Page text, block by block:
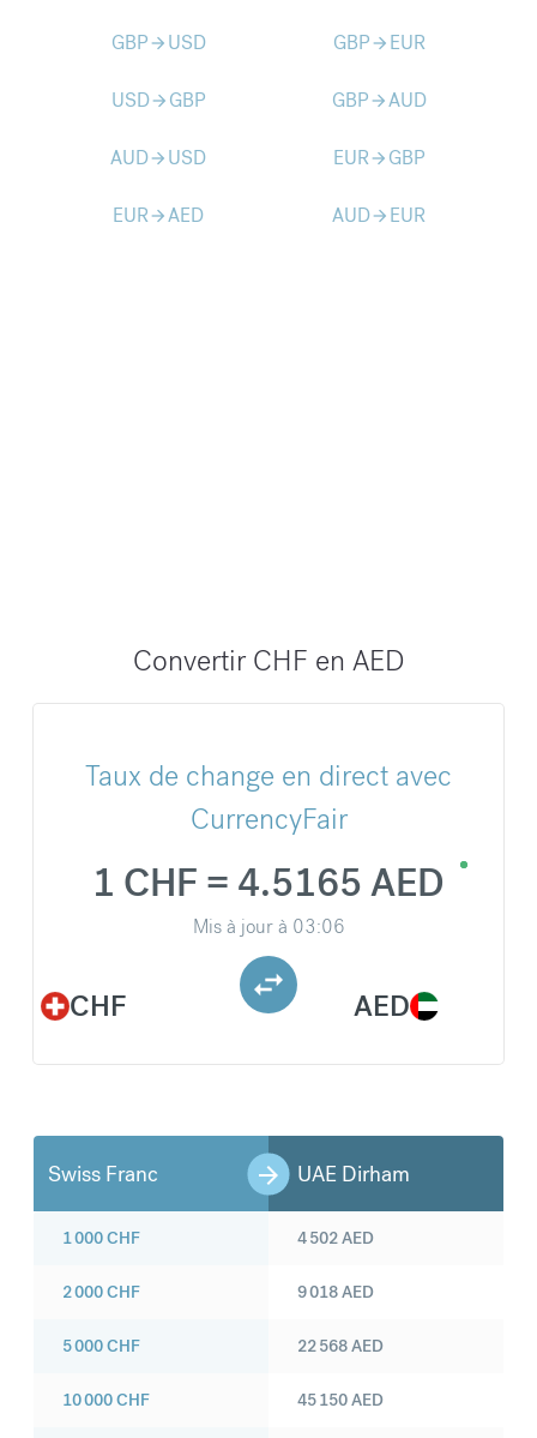
GBParrow_forward USD GBParrow_forward EUR
USDarrow_forward GBP GBParrow_forwardAUD
AUDarrow_forward USD EURarrow_forward GBP
EURarrow_forwardAED AUDarrow_forward EUR
Convertir CHF en AED
Taux de change en direct avec
CurrencyFair
CHF
1 CHF = 4.5165 AED
Mis à jour à 03:06
AED
Swiss Franc UAE Dirham
1 000CHF
2 000CHF
5 000CHF
10 000CHF
4 502AED
9 018AED
22 568AED
45 150AED